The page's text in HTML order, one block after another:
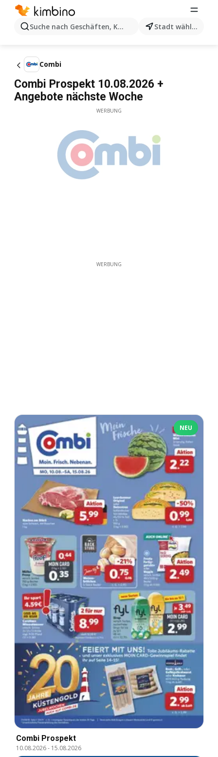
Suche nach Geschäften, Kategorien, Produkten...
Stadt wählen
Combi
Combi Prospekt 10.08.2026 +
Angebote nächste Woche
WERBUNG
WERBUNG
NEU
Combi Prospekt
10.08.2026- 15.08.2026